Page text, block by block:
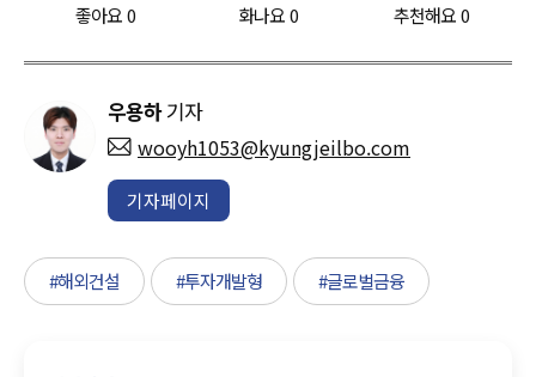
좋아요0 화나요0 추천해요 0
우용하기자
wooyh1053@kyungjeilbo.com
기자페이지
#해외건설 #투자개발형 #글로벌금융